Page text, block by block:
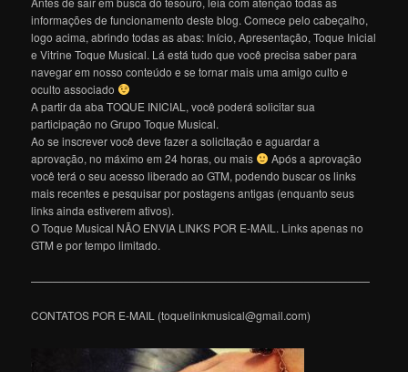
informações de funcionamento deste blog. Comece pelo cabeçalho,
logo acima, abrindo todas as abas: Início, Apresentação, Toque Inicial
e Vitrine Toque Musical. Lá está tudo que você precisa saber para
navegar em nosso conteúdo e se tornar mais uma amigo culto e
oculto associado
A partir da aba TOQUE INICIAL, você poderá solicitar sua
participação no Grupo Toque Musical.
Ao se inscrever você deve fazer a solicitação e aguardar a
aprovação, no máximo em 24 horas, ou mais
Após a aprovação
você terá o seu acesso liberado ao GTM, podendo buscar os links
mais recentes e pesquisar por postagens antigas (enquanto seus
links ainda estiverem ativos).
O Toque Musical NÃO ENVIA LINKS POR E-MAIL. Links apenas no
GTM e por tempo limitado.
———————————————————————————————
CONTATOS POR E-MAIL (toquelinkmusical@gmail.com)